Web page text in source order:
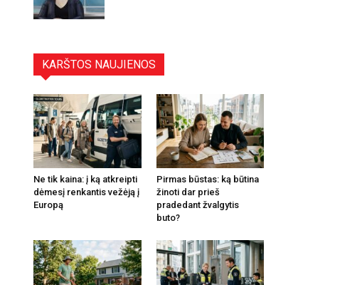
KARŠTOS NAUJIENOS
Ne tik kaina: į ką atkreipti
dėmesį renkantis vežėją į
Europą
Pirmas būstas: ką būtina
žinoti dar prieš
pradedant žvalgytis
buto?